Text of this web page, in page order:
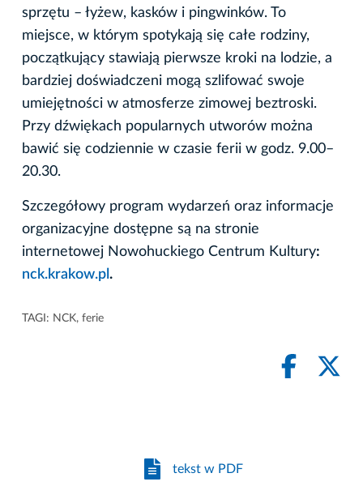
sprzętu – łyżew, kasków i pingwinków. To
miejsce, w którym spotykają się całe rodziny,
początkujący stawiają pierwsze kroki na lodzie, a
bardziej doświadczeni mogą szlifować swoje
umiejętności w atmosferze zimowej beztroski.
Przy dźwiękach popularnych utworów można
bawić się codziennie w czasie ferii w godz. 9.00–
20.30.
Szczegółowy program wydarzeń oraz informacje
organizacyjne dostępne są na stronie
internetowej Nowohuckiego Centrum Kultury:
nck.krakow.pl .
TAGI: NCK, ferie
tekst w PDF